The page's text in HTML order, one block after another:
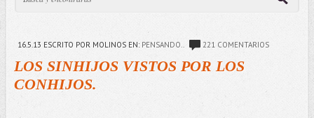
16.5.13 ESCRITO POR MOLINOS EN: PENSANDO.. 221 COMENTARIOS
LOS SINHIJOS VISTOS POR LOS
CONHIJOS.